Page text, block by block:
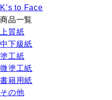
K’s to Face
商品一覧
上質紙
中下級紙
塗工紙
微塗工紙
書籍用紙
その他